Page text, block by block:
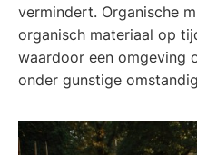
vermindert. Organische
organisch materiaal op
waardoor een omgeving
onder gunstige